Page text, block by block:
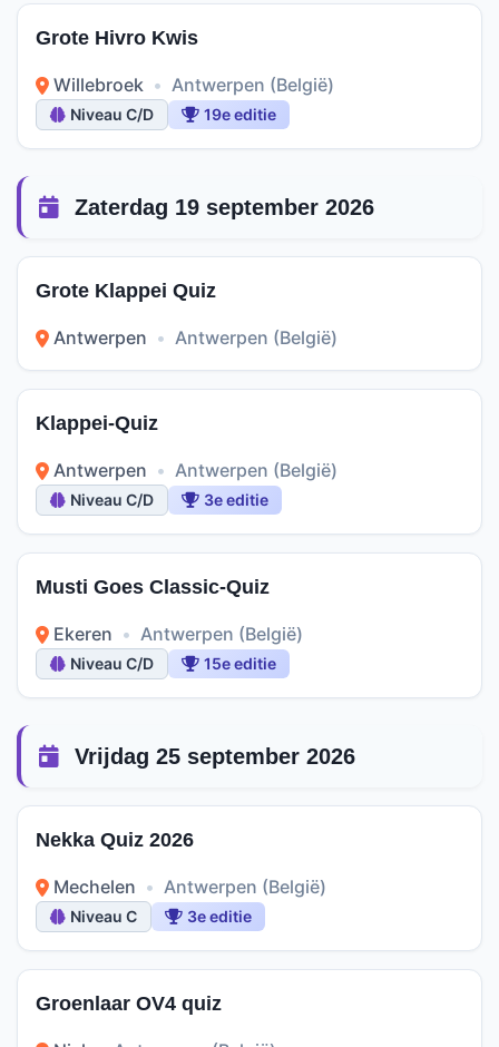
Grote Hivro Kwis
Willebroek • Antwerpen (België)
Niveau C/D 19e editie
Zaterdag 19 september 2026
Grote Klappei Quiz
Antwerpen • Antwerpen (België)
Klappei-Quiz
Antwerpen • Antwerpen (België)
Niveau C/D 3e editie
Musti Goes Classic-Quiz
Ekeren • Antwerpen (België)
Niveau C/D 15e editie
Vrijdag 25 september 2026
Nekka Quiz 2026
Mechelen • Antwerpen (België)
Niveau C 3e editie
Groenlaar OV4 quiz